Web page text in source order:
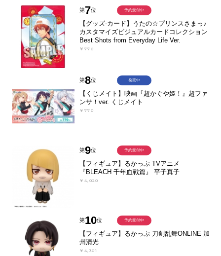
第7位
【グッズ-カード】うたの☆プリンスさまっ♪
カスタマイズビジュアルカードコレクション
Best Shots from Everyday Life Ver.
￥770
予約受付中
第8位
【くじメイト】映画『超かぐや姫！』超ファ
ンサ！ver. くじメイト
￥770
発売中
第9位
【フィギュア】るかっぷ TVアニメ
『BLEACH 千年血戦篇』 平子真子
￥4,020
予約受付中
第10位
【フィギュア】るかっぷ 刀剣乱舞ONLINE 加
州清光
￥4,301
予約受付中